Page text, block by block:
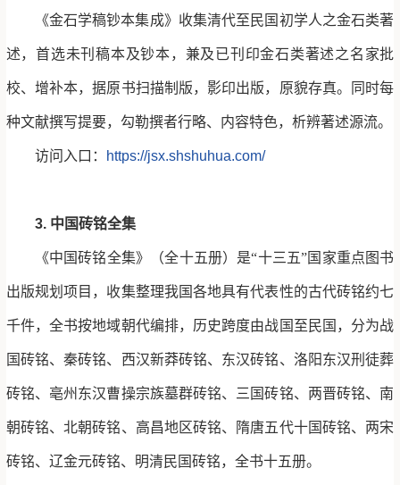
《金石学稿钞本集成》收集清代至民国初学人之金石类著
述，首选未刊稿本及钞本，兼及已刊印金石类著述之名家批
校、增补本，据原书扫描制版，影印出版，原貌存真。同时每
种文献撰写提要，勾勒撰者行略、内容特色，析辨著述源流。
访问入口： https://jsx.shshuhua.com/
3. 中国砖铭全集
《中国砖铭全集》（全十五册）是“十三五”国家重点图书
出版规划项目，收集整理我国各地具有代表性的古代砖铭约七
千件，全书按地域朝代编排，历史跨度由战国至民国，分为战
国砖铭、秦砖铭、西汉新莽砖铭、东汉砖铭、洛阳东汉刑徒葬
砖铭、亳州东汉曹操宗族墓群砖铭、三国砖铭、两晋砖铭、南
朝砖铭、北朝砖铭、高昌地区砖铭、隋唐五代十国砖铭、两宋
砖铭、辽金元砖铭、明清民国砖铭，全书十五册。